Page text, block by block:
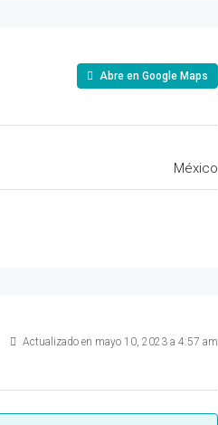
Abre en Google Maps
México
Actualizado en mayo 10, 2023 a 4:57 am